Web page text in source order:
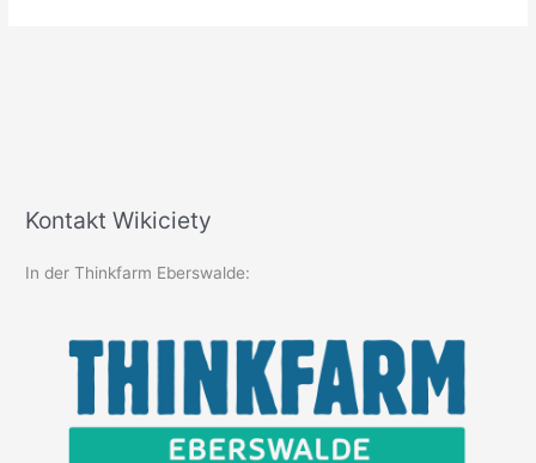
Kontakt Wikiciety
In der Thinkfarm Eberswalde: